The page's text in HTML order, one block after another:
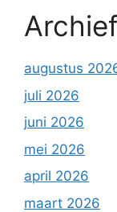
Archief
augustus
juli 2026
juni 2026
mei 2026
april 2026
maart 2026